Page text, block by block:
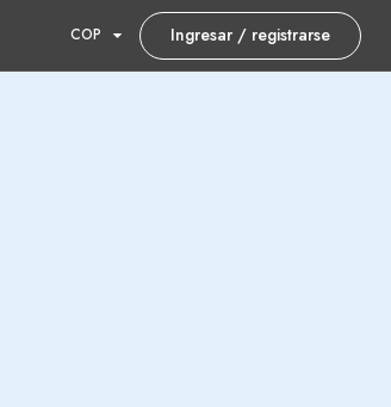
COP Ingresar / registrarse